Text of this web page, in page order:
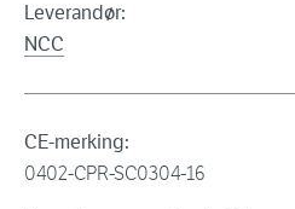
Leverandør:
NCC
CE-merking:
0402-CPR-SC0304-16